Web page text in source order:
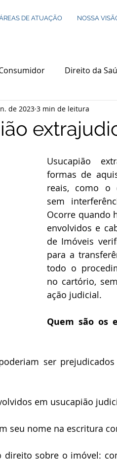
DE ATUAÇÃO NOSSA
Direito da
Direitos Sociais Direito
Direito Previdenciário
de 2023 3 min de leitura
Usucapião
formas de
reais, como o
sem
Ocorre quando
envolvidos e
de Imóveis
para a
todo o
no cartório,
ação judicial.
Quem são os
em usucapião
seu nome na escritura